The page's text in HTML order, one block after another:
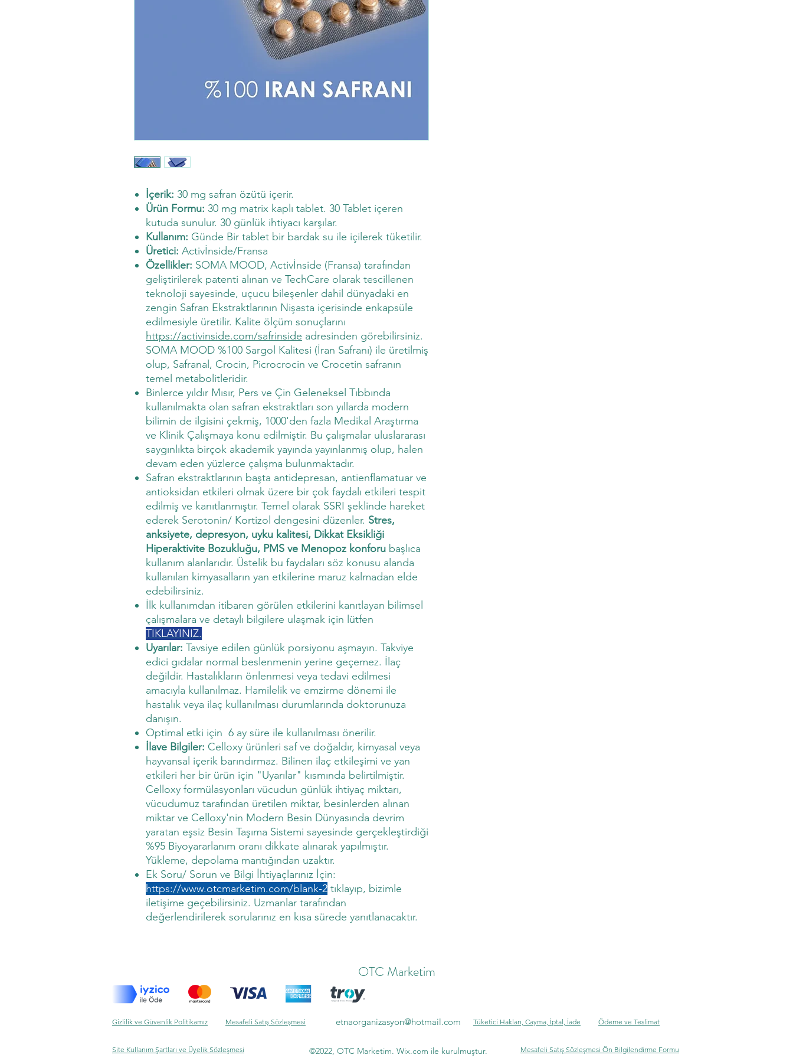
İçerik: 30 mg safran özütü içerir.
Ürün Formu: 30 mg matrix kaplı tablet. 30 Tablet içeren
kutuda sunulur. 30 günlük ihtiyacı karşılar.
Kullanım: Günde Bir tablet bir bardak su ile içilerek tüketilir.
Üretici: Activİnside/Fransa
Özellikler: SOMA MOOD, Activİnside (Fransa) tarafından
geliştirilerek patenti alınan ve TechCare olarak tescillenen
teknoloji sayesinde, uçucu bileşenler dahil dünyadaki en
zengin Safran Ekstraktlarının Nişasta içerisinde enkapsüle
edilmesiyle üretilir. Kalite ölçüm sonuçlarını
https://activinside.com/safrinside adresinden görebilirsiniz.
SOMA MOOD %100 Sargol Kalitesi (İran Safranı) ile üretilmiş
olup, Safranal, Crocin, Picrocrocin ve Crocetin safranın
temel metabolitleridir.
Binlerce yıldır Mısır, Pers ve Çin Geleneksel Tıbbında
kullanılmakta olan safran ekstraktları son yıllarda modern
bilimin de ilgisini çekmiş, 1000'den fazla Medikal Araştırma
ve Klinik Çalışmaya konu edilmiştir. Bu çalışmalar uluslararası
saygınlıkta birçok akademik yayında yayınlanmış olup, halen
devam eden yüzlerce çalışma bulunmaktadır.
Safran ekstraktlarının başta antidepresan, antienflamatuar ve
antioksidan etkileri olmak üzere bir çok faydalı etkileri tespit
edilmiş ve kanıtlanmıştır. Temel olarak SSRI şeklinde hareket
ederek Serotonin/ Kortizol dengesini düzenler. Stres,
anksiyete, depresyon, uyku kalitesi, Dikkat Eksikliği
Hiperaktivite Bozukluğu, PMS ve Menopoz konforu başlıca
kullanım alanlarıdır. Üstelik bu faydaları söz konusu alanda
kullanılan kimyasalların yan etkilerine maruz kalmadan elde
edebilirsiniz.
İlk kullanımdan itibaren görülen etkilerini kanıtlayan bilimsel
çalışmalara ve detaylı bilgilere ulaşmak için lütfen
TIKLAYINIZ.
Uyarılar: Tavsiye edilen günlük porsiyonu aşmayın. Takviye
edici gıdalar normal beslenmenin yerine geçemez. İlaç
değildir. Hastalıkların önlenmesi veya tedavi edilmesi
amacıyla kullanılmaz. Hamilelik ve emzirme dönemi ile
hastalık veya ilaç kullanılması durumlarında doktorunuza
danışın.
Optimal etki için 6 ay süre ile kullanılması önerilir.
İlave Bilgiler: Celloxy ürünleri saf ve doğaldır, kimyasal veya
hayvansal içerik barındırmaz. Bilinen ilaç etkileşimi ve yan
etkileri her bir ürün için "Uyarılar" kısmında belirtilmiştir.
Celloxy formülasyonları vücudun günlük ihtiyaç miktarı,
vücudumuz tarafından üretilen miktar, besinlerden alınan
miktar ve Celloxy'nin Modern Besin Dünyasında devrim
yaratan eşsiz Besin Taşıma Sistemi sayesinde gerçekleştirdiği
%95 Biyoyararlanım oranı dikkate alınarak yapılmıştır.
Yükleme, depolama mantığından uzaktır.
Ek Soru/ Sorun ve Bilgi İhtiyaçlarınız İçin:
https://www.otcmarketim.com/blank-2 tıklayıp, bizimle
iletişime geçebilirsiniz. Uzmanlar tarafından
değerlendirilerek sorularınız en kısa sürede yanıtlanacaktır.
OTC Marketim
Gizlilik ve Güvenlik Politikamız Mesafeli Satış Sözleşmesi etnaorganizasyon@hotmail.com Tüketici Hakları, Cayma, İptal, İade Ödeme ve Teslimat
Site Kullanım Şartları ve Üyelik Sözleşmesi ©2022, OTC Marketim. Wix.com ile kurulmuştur. Mesafeli Satış Sözleşmesi Ön Bilgilendirme Formu